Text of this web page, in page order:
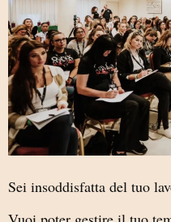
Sei insoddisfatta del tuo